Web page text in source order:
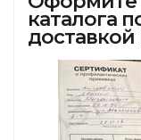
каталога